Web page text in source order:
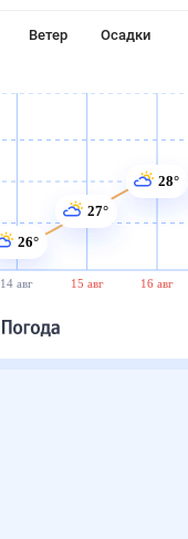
Ветер Осадки
14 авг 15 авг 16 авг
26°
27°
28°